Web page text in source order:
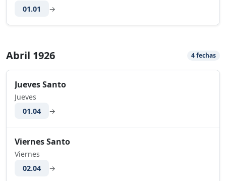
01.01
→
Abril 1926 4 fechas
Jueves Santo
Jueves
01.04
→
Viernes Santo
Viernes
02.04
→